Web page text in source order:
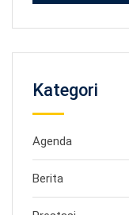
Kategori
Agenda
Berita